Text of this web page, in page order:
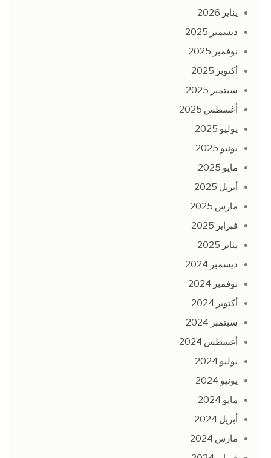
يناير 2026
ديسمبر 2025
نوفمبر 2025
أكتوبر 2025
سبتمبر 2025
أغسطس 2025
يوليو 2025
يونيو 2025
مايو 2025
أبريل 2025
مارس 2025
فبراير 2025
يناير 2025
ديسمبر 2024
نوفمبر 2024
أكتوبر 2024
سبتمبر 2024
أغسطس 2024
يوليو 2024
يونيو 2024
مايو 2024
أبريل 2024
مارس 2024